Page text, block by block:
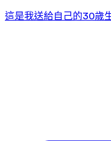
這是我送給自己的30歲